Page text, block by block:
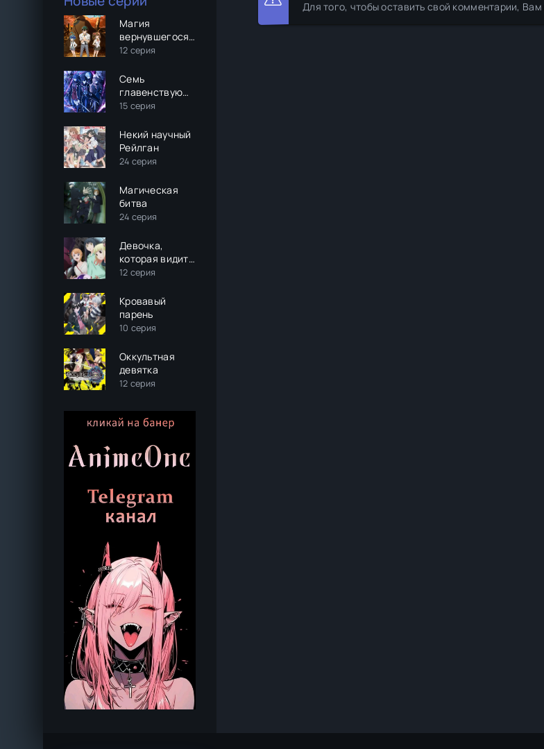
Магия
вернувшегося
должна быть
12 серия
Семь
главенствующих
мечей
15 серия
Некий научный
Рейлган
24 серия
Магическая
битва
24 серия
Девочка,
которая видит
это
12 серия
Кровавый
парень
10 серия
Оккультная
девятка
12 серия
Для того, чтобы оставить свой комментарии,